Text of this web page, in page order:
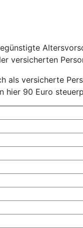
versicherten
als versicherte
hier 90 Euro